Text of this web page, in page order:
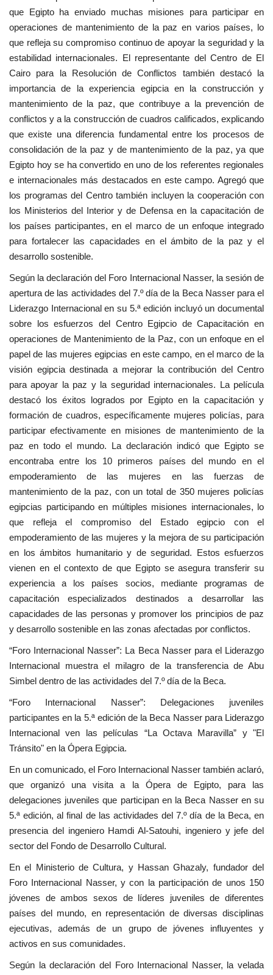
que Egipto ha enviado muchas misiones para participar en
operaciones de mantenimiento de la paz en varios países, lo
que refleja su compromiso continuo de apoyar la seguridad y la
estabilidad internacionales. El representante del Centro de El
Cairo para la Resolución de Conflictos también destacó la
importancia de la experiencia egipcia en la construcción y
mantenimiento de la paz, que contribuye a la prevención de
conflictos y a la construcción de cuadros calificados, explicando
que existe una diferencia fundamental entre los procesos de
consolidación de la paz y de mantenimiento de la paz, ya que
Egipto hoy se ha convertido en uno de los referentes regionales
e internacionales más destacados en este campo. Agregó que
los programas del Centro también incluyen la cooperación con
los Ministerios del Interior y de Defensa en la capacitación de
los países participantes, en el marco de un enfoque integrado
para fortalecer las capacidades en el ámbito de la paz y el
desarrollo sostenible.
Según la declaración del Foro Internacional Nasser, la sesión de
apertura de las actividades del 7.º día de la Beca Nasser para el
Liderazgo Internacional en su 5.ª edición incluyó un documental
sobre los esfuerzos del Centro Egipcio de Capacitación en
operaciones de Mantenimiento de la Paz, con un enfoque en el
papel de las mujeres egipcias en este campo, en el marco de la
visión egipcia destinada a mejorar la contribución del Centro
para apoyar la paz y la seguridad internacionales. La película
destacó los éxitos logrados por Egipto en la capacitación y
formación de cuadros, específicamente mujeres policías, para
participar efectivamente en misiones de mantenimiento de la
paz en todo el mundo. La declaración indicó que Egipto se
encontraba entre los 10 primeros países del mundo en el
empoderamiento de las mujeres en las fuerzas de
mantenimiento de la paz, con un total de 350 mujeres policías
egipcias participando en múltiples misiones internacionales, lo
que refleja el compromiso del Estado egipcio con el
empoderamiento de las mujeres y la mejora de su participación
en los ámbitos humanitario y de seguridad. Estos esfuerzos
vienen en el contexto de que Egipto se asegura transferir su
experiencia a los países socios, mediante programas de
capacitación especializados destinados a desarrollar las
capacidades de las personas y promover los principios de paz
y desarrollo sostenible en las zonas afectadas por conflictos.
“Foro Internacional Nasser”: La Beca Nasser para el Liderazgo
Internacional muestra el milagro de la transferencia de Abu
Simbel dentro de las actividades del 7.º día de la Beca.
“Foro Internacional Nasser”: Delegaciones juveniles
participantes en la 5.ª edición de la Beca Nasser para Liderazgo
Internacional ven las películas “La Octava Maravilla” y "El
Tránsito" en la Ópera Egipcia.
En un comunicado, el Foro Internacional Nasser también aclaró,
que organizó una visita a la Ópera de Egipto, para las
delegaciones juveniles que participan en la Beca Nasser en su
5.ª edición, al final de las actividades del 7.º día de la Beca, en
presencia del ingeniero Hamdi Al-Satouhi, ingeniero y jefe del
sector del Fondo de Desarrollo Cultural.
En el Ministerio de Cultura, y Hassan Ghazaly, fundador del
Foro Internacional Nasser, y con la participación de unos 150
jóvenes de ambos sexos de líderes juveniles de diferentes
países del mundo, en representación de diversas disciplinas
ejecutivas, además de un grupo de jóvenes influyentes y
activos en sus comunidades.
Según la declaración del Foro Internacional Nasser, la velada